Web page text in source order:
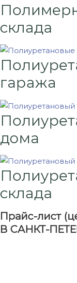
склада
гаража
дома
склада
Прайс-лист
В САНКТ-